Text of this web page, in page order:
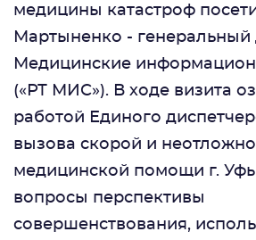
медицины катастроф
Мартыненко - генеральный
Медицинские
(«РТ МИС»). В ходе визита
работой Единого
вызова скорой и
медицинской помощи г.
вопросы перспективы
совершенствования,